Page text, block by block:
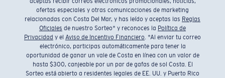
ofertas especiales y otras comunicaciones de marketing
relacionadas con Costa Del Mar, y has leído y aceptas las Reglas
Oficiales de nuestro Sorteo* y reconoces la Política de
Privacidad y el Aviso de Incentivo Financiero. *Al enviar tu correo
electrónico, participas automáticamente para tener la
oportunidad de ganar un vale de Costa en línea con un valor de
hasta $300, canjeable por un par de gafas de sol Costa. El
Sorteo está abierto a residentes legales de EE. UU. y Puerto Rico